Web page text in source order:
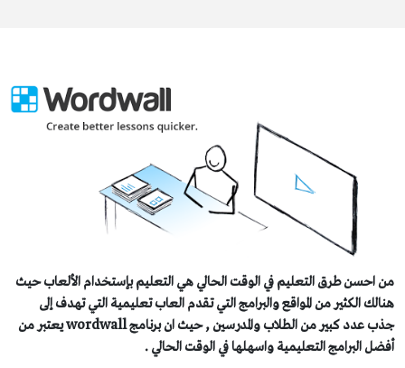
احسن طرق التعليم في الوقت الحالي هي التعليم بإستخدام الألعاب حيث
الكثير من المواقع والبرامج التي تقدم العاب تعليمية التي تهدف إلى
جذب عدد كبير من الطلاب والمدرسين , حيث ان برنامج wordwall يعتبر من
البرامج التعليمية واسهلها في الوقت الحالي .